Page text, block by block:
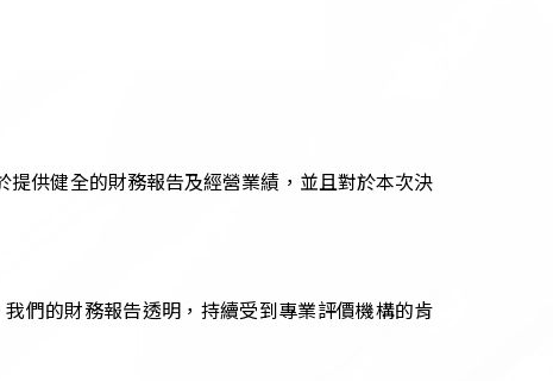
供健全的財務報告及經營業績，並且對於本次決
們的財務報告透明，持續受到專業評價機構的肯